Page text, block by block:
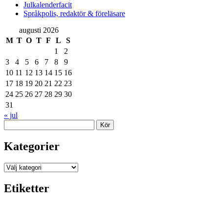
Julkalenderfacit
Språkpolis, redaktör & föreläsare
Sidopanel
augusti 2026
M T O T F L
S
1
2
3
4 5 6 7 8
9
10 11 12 13 14 15 16
17 18 19 20 21 22 23
24 25 26 27 28 29 30
31
« jul
Kategorier
Kategorier
Etiketter